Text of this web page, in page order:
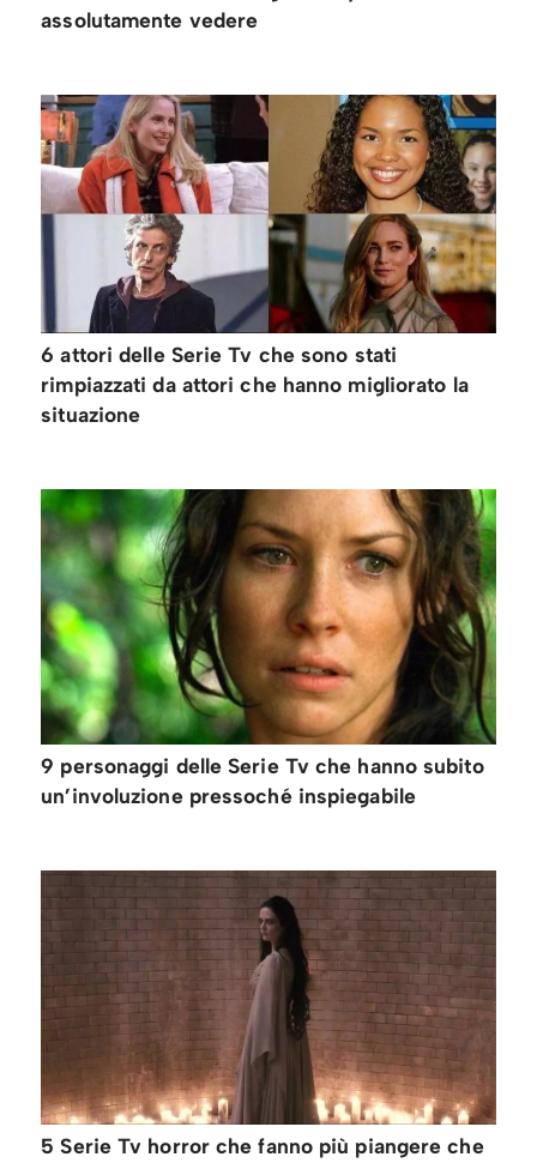
assolutamente vedere
6 attori delle Serie Tv che sono stati
rimpiazzati da attori che hanno migliorato la
situazione
9 personaggi delle Serie Tv che hanno subito
un’involuzione pressoché inspiegabile
5 Serie Tv horror che fanno più piangere che